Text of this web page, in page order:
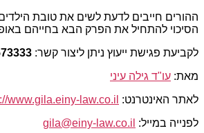
ההורים חייבים לדעת לשים את טובת
הסיכוי להתחיל את הפרק הבא בחייהם
לקביעת פגישת ייעוץ ניתן ליצור קשר: 052-8342566
מאת: עו"ד גילה עיני
לאתר האינטרנט: www.gila.einy-law.co.il/
לפנייה במייל: gila@einy-law.co.il